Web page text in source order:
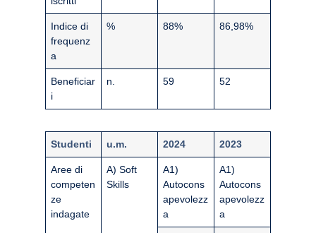
Indice di
frequenz
a
% 88% 86,98%
Beneficiar
i
n. 59 52
Studenti u.m. 2024 2023
Aree di
competen
ze
indagate
A) Soft
Skills
A1)
Autocons
apevolezz
a
A1)
Autocons
apevolezz
a